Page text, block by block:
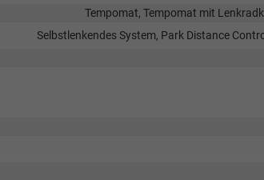
Tempomat, Tempomat mit
Selbstlenkendes System, Park Distance